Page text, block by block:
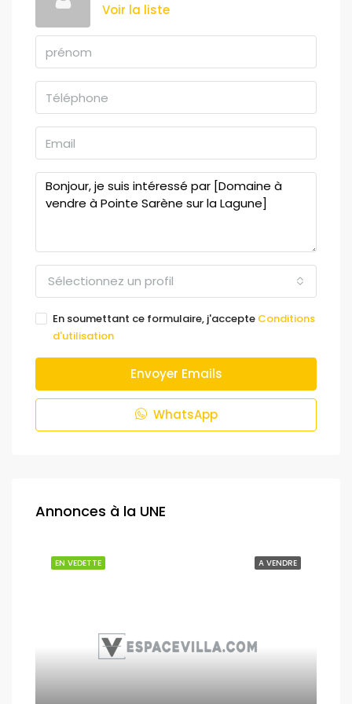
Voir la liste
Sélectionnez un profil
En soumettant ce formulaire, j'accepte Conditions
d'utilisation
Envoyer Emails
WhatsApp
Annonces à la UNE
A VENDRE
EN VEDETTE